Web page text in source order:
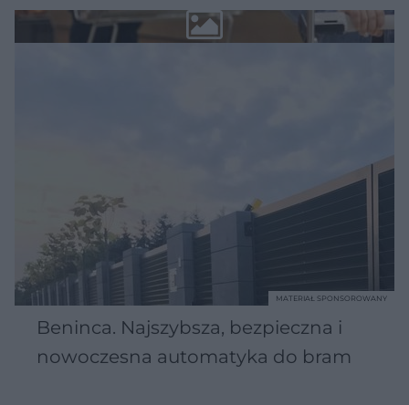
Beninca. Najszybsza, bezpieczna i
nowoczesna automatyka do bram
MATERIAŁ SPONSOROWANY